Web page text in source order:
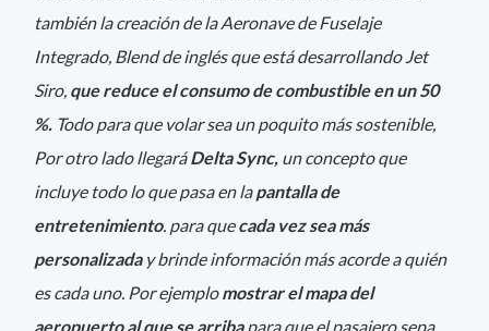
también la creación de la Aeronave de Fuselaje
Integrado, Blend de inglés que está desarrollando Jet
Siro, que reduce el consumo de combustible en un 50
%. Todo para que volar sea un poquito más sostenible,
Por otro lado llegaráDelta Sync, un concepto que
incluye todo lo que pasa en lapantalla de
entretenimiento. para quecada vez sea más
personalizaday brinde información más acorde a quién
es cada uno. Por ejemplomostrar el mapa del
aeropuerto al que se arribapara que el pasajero sepa